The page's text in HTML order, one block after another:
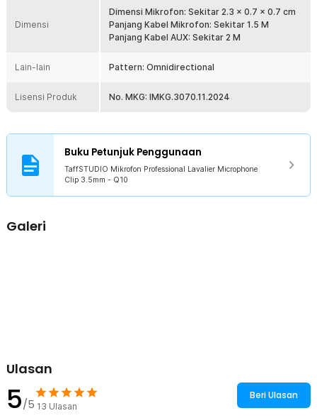
2 x Busa Cover Mikrofon Ekstra
Dimensi
Dimensi Mikrofon: Sekitar 2.3 x 0.7 x 0.7 cm
Panjang Kabel Mikrofon: Sekitar 1.5 M
Panjang Kabel AUX: Sekitar 2 M
Lain-lain Pattern: Omnidirectional
Lisensi Produk No. MKG: IMKG.3070.11.2024
Buku Petunjuk Penggunaan
TaffSTUDIO Mikrofon Professional Lavalier Microphone
Clip 3.5mm - Q10
Galeri
Ulasan
5/5 13 Ulasan
Beri Ulasan